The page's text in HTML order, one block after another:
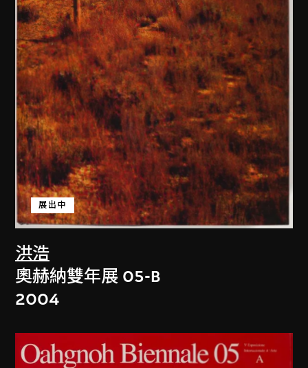
洪浩
展出中
奧赫納雙年展 05-B
2004